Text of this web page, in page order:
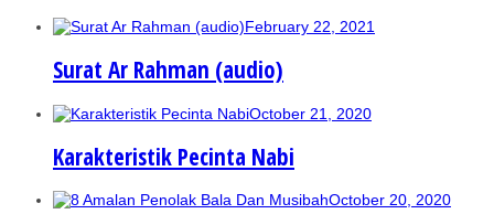
February 22, 2021
Surat Ar Rahman (audio)
October 21, 2020
Karakteristik Pecinta Nabi
October 20, 2020